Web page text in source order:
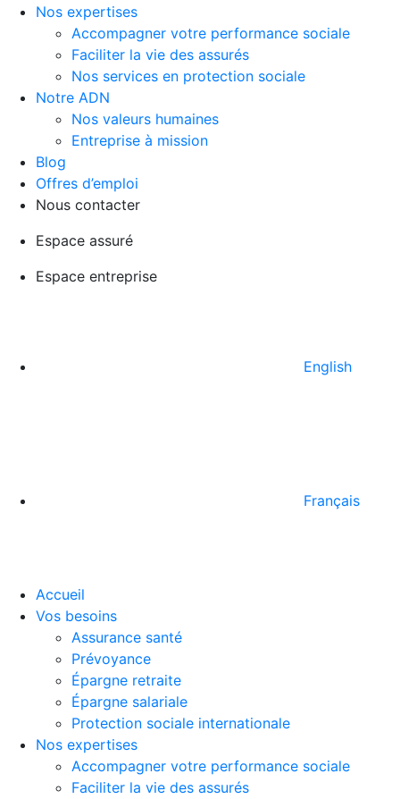
Nos expertises
Accompagner votre performance sociale
Faciliter la vie des assurés
Nos services en protection sociale
Notre ADN
Nos valeurs humaines
Entreprise à mission
Blog
Offres d’emploi
Nous contacter
Espace assuré
Espace entreprise
English
Français
Accueil
Vos besoins
Assurance santé
Prévoyance
Épargne retraite
Épargne salariale
Protection sociale internationale
Nos expertises
Accompagner votre performance sociale
Faciliter la vie des assurés